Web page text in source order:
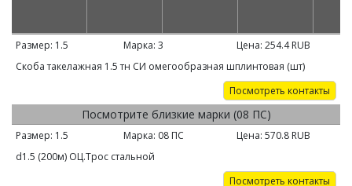
Размер: 1.5 Марка: 3 Цена: 254.4 RUB
Скоба такелажная 1.5 тн СИ омегообразная шплинтовая (шт)
Посмотреть контакты
Посмотрите близкие марки (08 ПС)
Размер: 1.5 Марка: 08 ПС Цена: 570.8 RUB
d1.5 (200м) ОЦ.Трос стальной
Посмотреть контакты